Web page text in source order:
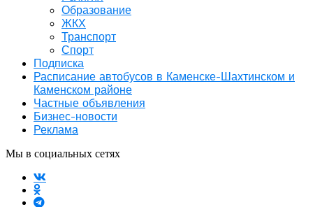
Образование
ЖКХ
Транспорт
Спорт
Подписка
Расписание автобусов в Каменске-Шахтинском и
Каменском районе
Частные объявления
Бизнес-новости
Реклама
Мы в социальных сетях